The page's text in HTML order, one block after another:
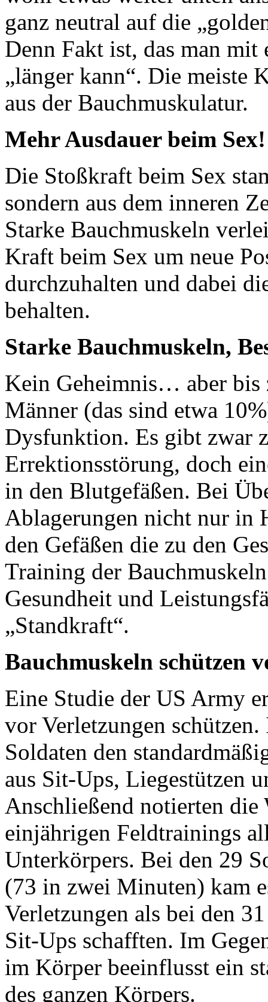
ganz neutral auf die
Denn Fakt ist, das man
„länger kann“. Die meiste
aus der Bauchmuskulatur.
Mehr Ausdauer beim Sex!
Die Stoßkraft beim Sex
sondern aus dem inneren
Starke Bauchmuskeln
Kraft beim Sex um neue
durchzuhalten und dabei
behalten.
Starke Bauchmuskeln,
Kein Geheimnis… aber bis
Männer (das sind etwa
Dysfunktion. Es gibt zwar
Errektionsstörung, doch
in den Blutgefäßen. Bei
Ablagerungen nicht nur in
den Gefäßen die zu den
Training der
Gesundheit und
„Standkraft“.
Bauchmuskeln schützen
Eine Studie der US Army
vor Verletzungen
Soldaten den
aus Sit-Ups, Liegestützen
Anschließend notierten die
einjährigen Feldtrainings
Unterkörpers. Bei den 29
(73 in zwei Minuten) kam
Verletzungen als bei den
Sit-Ups schafften. Im
im Körper beeinflusst ein
des ganzen Körpers.